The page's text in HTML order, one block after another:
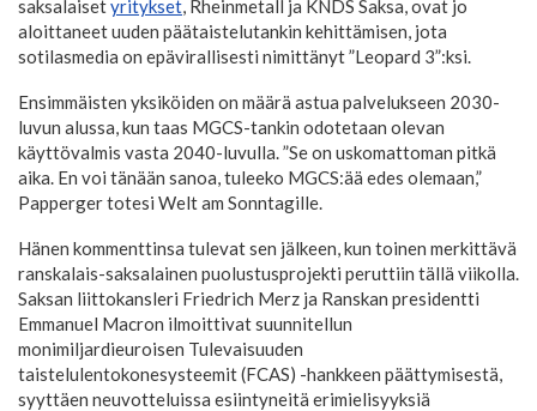
saksalaisetyritykset, Rheinmetall ja KNDS Saksa, ovat jo
aloittaneet uuden päätaistelutankin kehittämisen, jota
sotilasmedia on epävirallisesti nimittänyt ”Leopard 3”:ksi.
Ensimmäisten yksiköiden on määrä astua palvelukseen 2030-
luvun alussa, kun taas MGCS-tankin odotetaan olevan
käyttövalmis vasta 2040-luvulla. ”Se on uskomattoman pitkä
aika. En voi tänään sanoa, tuleeko MGCS:ää edes olemaan,”
Papperger totesi Welt am Sonntagille.
Hänen kommenttinsa tulevat sen jälkeen, kun toinen merkittävä
ranskalais-saksalainen puolustusprojekti peruttiin tällä viikolla.
Saksan liittokansleri Friedrich Merz ja Ranskan presidentti
Emmanuel Macron ilmoittivat suunnitellun
monimiljardieuroisen Tulevaisuuden
taistelulentokonesysteemit (FCAS) -hankkeen päättymisestä,
syyttäen neuvotteluissa esiintyneitä erimielisyyksiä